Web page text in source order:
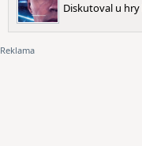
Diskutoval u hry